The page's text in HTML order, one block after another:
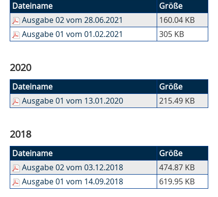
Dateiname
Größe
Ausgabe 02 vom 28.06.2021
160.04 KB
Ausgabe 01 vom 01.02.2021
305 KB
2020
Dateiname
Größe
Ausgabe 01 vom 13.01.2020
215.49 KB
2018
Dateiname
Größe
Ausgabe 02 vom 03.12.2018
474.87 KB
Ausgabe 01 vom 14.09.2018
619.95 KB